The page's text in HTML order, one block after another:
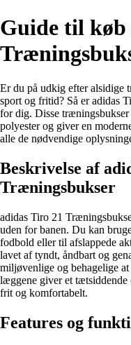
Guide til køb
Er du på udkig efter alsidige
sport og fritid? Så er adidas
for dig. Disse
polyester og giver en
alle de nødvendige
Beskrivelse af
Træningsbukser
adidas Tiro 21
uden for banen. Du kan
fodbold eller til afslappede
lavet af tyndt, åndbart og
miljøvenlige og behagelige
læggene giver et
frit og komfortabelt.
Features og